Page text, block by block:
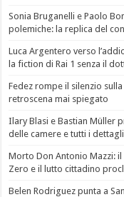
Sonia Bruganelli e Paolo
polemiche: la replica del
Luca Argentero verso
la fiction di Rai 1 senza il
Fedez rompe il silenzio
retroscena mai spiegato
Ilary Blasi e Bastian Müller
delle camere e tutti i
Morto Don Antonio Mazzi:
Zero e il lutto cittadino
Belen Rodriguez punta a